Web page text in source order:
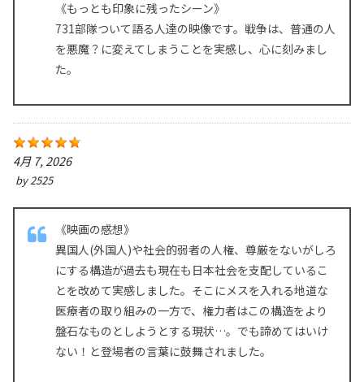
《もっとも印象に残ったシーン》
731部隊ついて語る人達の映像です。戦争は、普通の人
を悪魔？に変えてしまうことを実感し、心に刻みまし
た。
4月 7, 2026
by2525
《映画の感想》
異国人(外国人)や社会的弱者の人権、尊厳をないがしろ
にする構造が過去も現在も日本社会を支配しているこ
とを改めて実感しました。そこにメスを入れる地道な
医療者の取り組みの一方で、権力者はこの構造をより
盤石なものとしようとする現状…。でも諦めてはいけ
ない！と登場者の言葉に鼓舞されました。